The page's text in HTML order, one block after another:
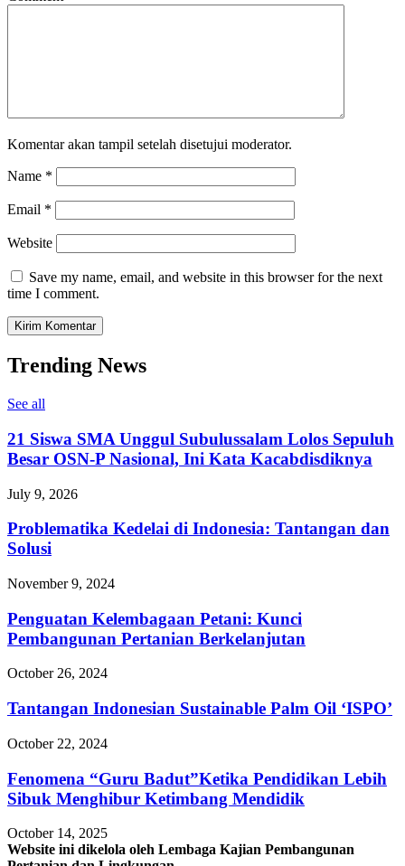
Komentar akan tampil setelah disetujui moderator.
Name *
Email *
Website
Save my name, email, and website in this browser for the next
time I comment.
Trending News
See all
21 Siswa SMA Unggul Subulussalam Lolos Sepuluh
Besar OSN-P Nasional, Ini Kata Kacabdisdiknya
July 9, 2026
Problematika Kedelai di Indonesia: Tantangan dan
Solusi
November 9, 2024
Penguatan Kelembagaan Petani: Kunci
Pembangunan Pertanian Berkelanjutan
October 26, 2024
Tantangan Indonesian Sustainable Palm Oil ‘ISPO’
October 22, 2024
Fenomena “Guru Badut”Ketika Pendidikan Lebih
Sibuk Menghibur Ketimbang Mendidik
October 14, 2025
Website ini dikelola oleh Lembaga Kajian Pembangunan